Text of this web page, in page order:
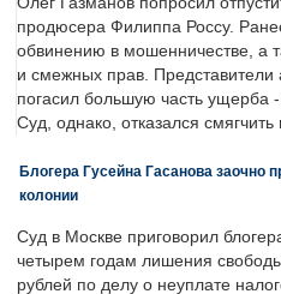
продюсера Филиппа Россу.
обвинению в мошенничестве, а
и смежных прав. Представители
погасил большую часть ущерба
Суд, однако, отказался
Блогера Гусейна Гасанова заочно
колонии
Суд в Москве приговорил
четырем годам лишения
рублей по делу о неуплате